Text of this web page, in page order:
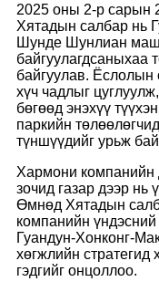
2025 оны 2-р сарын
Хятадын салбар нь
Шунде Шунлиан
байгуулагдсаныхаа
байгуулав. Ёслолын
хүч чадлыг
бөгөөд энэхүү
паркийн
түншүүдийг урьж
Хармони компанийн
зочид газар дээр нь
Өмнөд Хятадын
компанийн үндэсний
Гуандун-Хонконг-
хөгжлийн стратегид
гэдгийг онцоллоо.